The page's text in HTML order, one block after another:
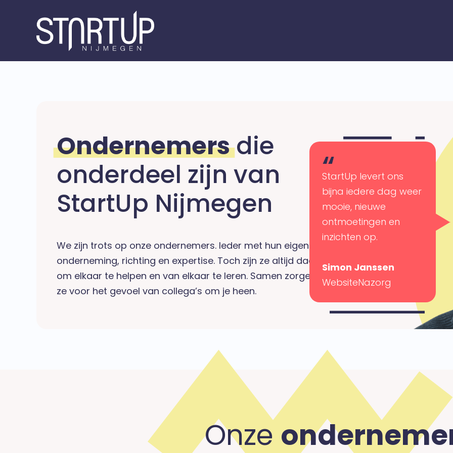
Ondernemers die
onderdeel zijn van
StartUp Nijmegen
We zijn trots op onze ondernemers. Ieder met hun eigen
onderneming, richting en expertise. Toch zijn ze altijd daar
om elkaar te helpen en van elkaar te leren. Samen zorgen
ze voor het gevoel van collega’s om je heen.
StartUp levert ons
bijna iedere dag weer
mooie, nieuwe
ontmoetingen en
inzichten op.
Simon Janssen
WebsiteNazorg
Onze